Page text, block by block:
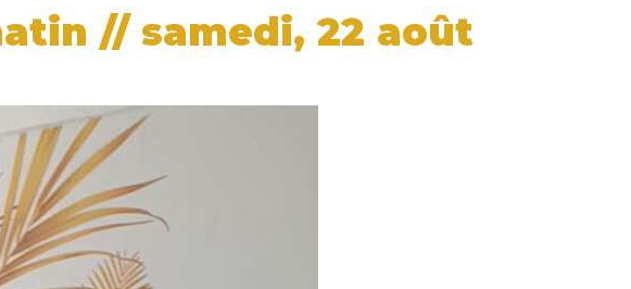
// samedi, 22 août